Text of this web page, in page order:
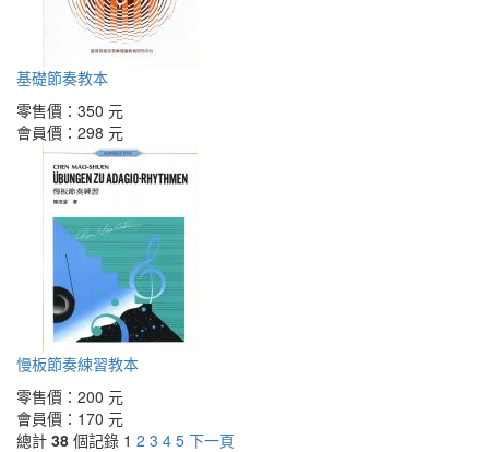
基礎節奏教本
零售價： 350 元
會員價： 298 元
慢板節奏練習教本
零售價： 200 元
會員價： 170 元
總計 38 個記錄 1 2 3 4 5 下一頁